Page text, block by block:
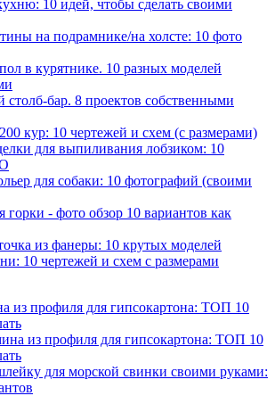
10 идей, чтобы сделать своими
на подрамнике/на холсте: 10 фото
в курятнике. 10 разных моделей
бар. 8 проектов собственными
кур: 10 чертежей и схем (с размерами)
для выпиливания лобзиком: 10
для собаки: 10 фотографий (своими
горки - фото обзор 10 вариантов как
из фанеры: 10 крутых моделей
10 чертежей и схем с размерами
из профиля для гипсокартона: ТОП 10
для морской свинки своими руками: